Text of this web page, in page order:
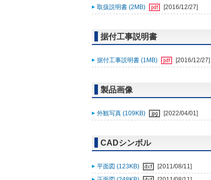
取扱説明書 (2MB) [2016/12/27]
据付工事説明書
据付工事説明書 (1MB) [2016/12/27]
製品画像
外観写真 (109KB) [2022/04/01]
CADシンボル
平面図 (123KB)
[2011/08/11]